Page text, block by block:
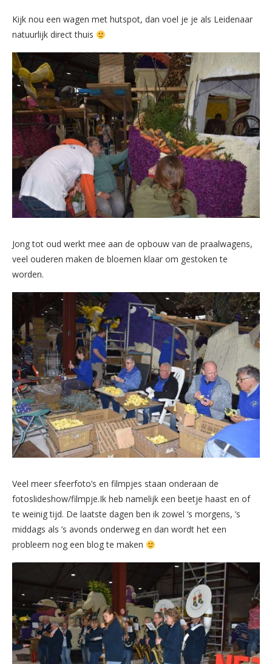
Kijk nou een wagen met hutspot, dan voel je je als Leidenaar
natuurlijk direct thuis
Jong tot oud werkt mee aan de opbouw van de praalwagens,
veel ouderen maken de bloemen klaar om gestoken te
worden.
Veel meer sfeerfoto’s en filmpjes staan onderaan de
fotoslideshow/filmpje.Ik heb namelijk een beetje haast en of
te weinig tijd. De laatste dagen ben ik zowel ’s morgens, ’s
middags als ’s avonds onderweg en dan wordt het een
probleem nog een blog te maken